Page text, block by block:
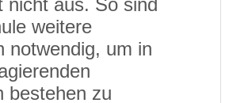
weitere
notwendig, um in
bestehen zu